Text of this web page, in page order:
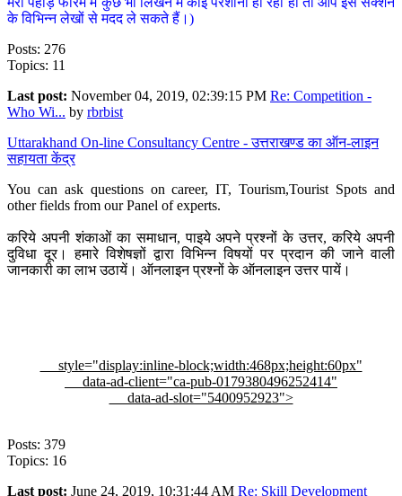
के विभिन्न लेखों से मदद ले सकते हैं।)
Posts: 276
Topics: 11
Last post: November 04, 2019, 02:39:15 PM Re: Competition -
Who Wi... by rbrbist
Uttarakhand On-line Consultancy Centre - उत्तराखण्ड का ऑन-लाइन
सहायता केंद्र
You can ask questions on career, IT, Tourism,Tourist Spots and
other fields from our Panel of experts.
करिये अपनी शंकाओं का समाधान, पाइये अपने प्रश्नों के उत्तर, करिये अपनी
दुविधा दूर। हमारे विशेषज्ञों द्वारा विभिन्न विषयों पर प्रदान की जाने वाली
जानकारी का लाभ उठायें। ऑनलाइन प्रश्नों के ऑनलाइन उत्तर पायें।
style="display:inline-block;width:468px;height:60px"
data-ad-client="ca-pub-0179380496252414"
data-ad-slot="5400952923">
Posts: 379
Topics: 16
Last post: June 24, 2019, 10:31:44 AM Re: Skill Development